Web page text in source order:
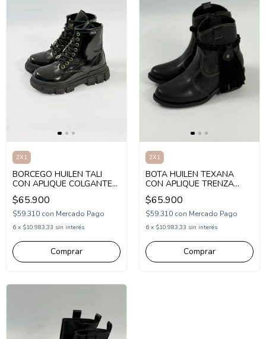
2X1
BORCEGO HUILEN TALI
CON APLIQUE COLGANTES
Y CORDON 27-36
(1HUTALI)
$65.900
$59.310 con Mercado Pago
6 x $10.983,33 sin interés
Comprar
2X1
BOTA HUILEN TEXANA
CON APLIQUE TRENZA
FLECOS Y CIERRE 29-36
(1HUKANSA)
$65.900
$59.310 con Mercado Pago
6 x $10.983,33 sin interés
Comprar